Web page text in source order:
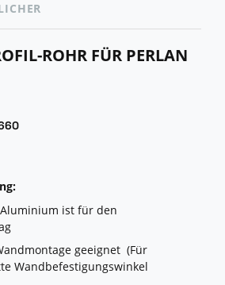
ROHR FÜR PERLAN
ist für den
geeignet (Für
Wandbefestigungswinkel